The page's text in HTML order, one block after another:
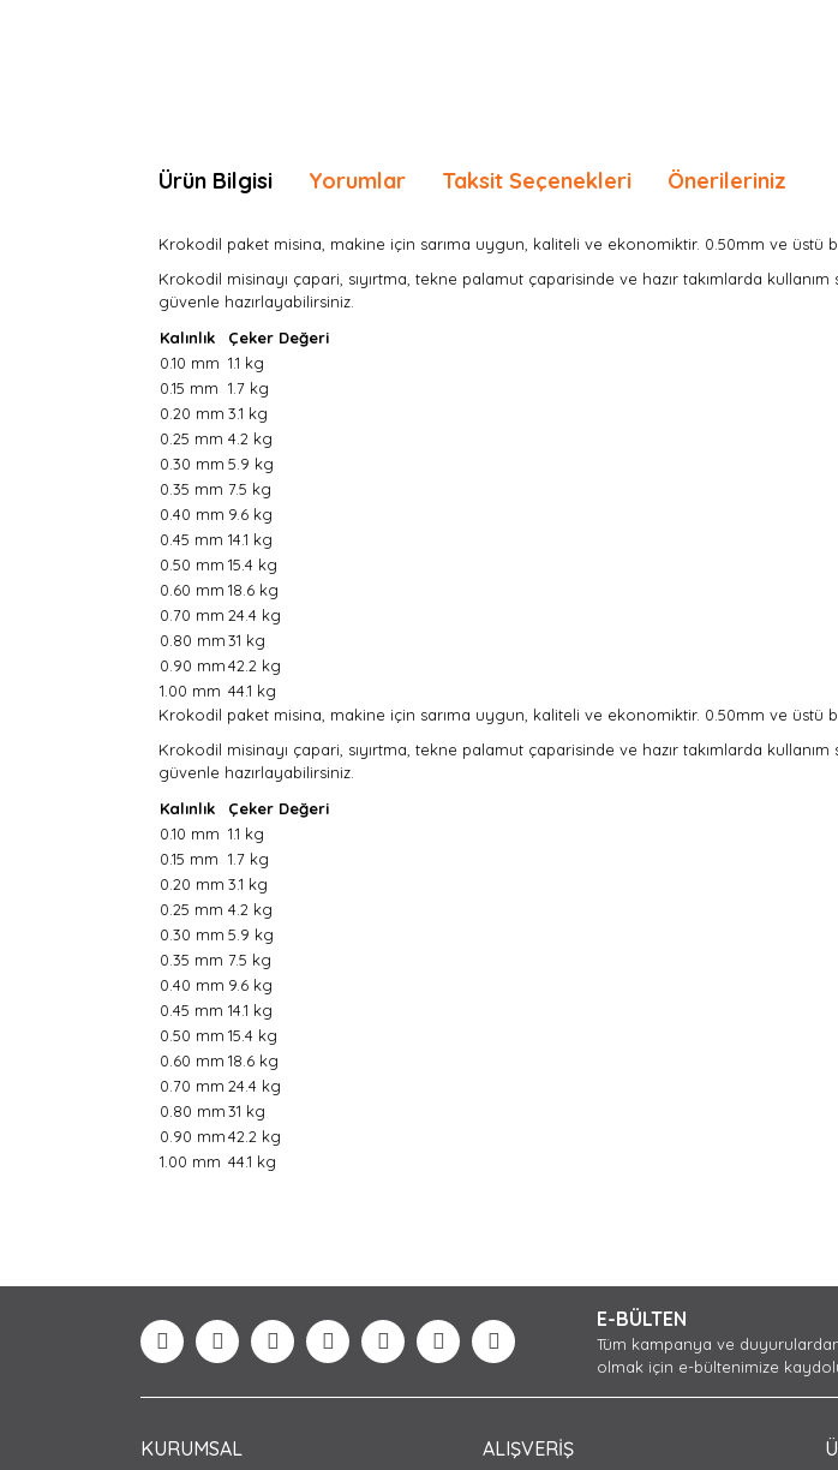
Ürün Bilgisi Yorumlar Taksit Seçenekleri Önerileriniz
Krokodil paket misina, makine için sarıma uygun, kaliteli ve ekonomiktir. 0.50mm ve üstü
Krokodil misinayı çapari, sıyırtma, tekne palamut çaparisinde ve hazır takımlarda kullanım
güvenle hazırlayabilirsiniz.
Kalınlık
Çeker Değeri
0.10 mm 1.1 kg
0.15 mm 1.7 kg
0.20 mm 3.1 kg
0.25 mm 4.2 kg
0.30 mm 5.9 kg
0.35 mm 7.5 kg
0.40 mm 9.6 kg
0.45 mm 14.1 kg
0.50 mm 15.4 kg
0.60 mm 18.6 kg
0.70 mm 24.4 kg
0.80 mm31 kg
0.90 mm42.2 kg
1.00 mm 44.1 kg
Krokodil paket misina, makine için sarıma uygun, kaliteli ve ekonomiktir. 0.50mm ve üstü
Krokodil misinayı çapari, sıyırtma, tekne palamut çaparisinde ve hazır takımlarda kullanım
güvenle hazırlayabilirsiniz.
Kalınlık
Çeker Değeri
0.10 mm 1.1 kg
0.15 mm 1.7 kg
0.20 mm 3.1 kg
0.25 mm 4.2 kg
0.30 mm 5.9 kg
0.35 mm 7.5 kg
0.40 mm 9.6 kg
0.45 mm 14.1 kg
0.50 mm 15.4 kg
0.60 mm 18.6 kg
0.70 mm 24.4 kg
0.80 mm31 kg
0.90 mm42.2 kg
1.00 mm 44.1 kg
Ürün açıklamasında eksik bilgiler bulunuyor.
Bu ürüne benzer farklı alternatifler olmalı.
E-BÜLTEN
Tüm kampanya ve
olmak için e-bültenimize
KURUMSAL ALIŞVERİŞ